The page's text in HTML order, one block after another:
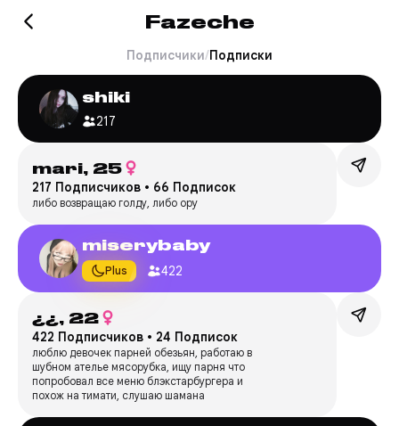
Fazeche
Подписчики/Подписки
shiki
217
mari, 25
217 Подписчиков • 66 Подписок
либо возвращаю голду, либо ору
miserybaby
Plus 422
¿¿, 22
422 Подписчиков • 24 Подписок
люблю девочек парней обезьян, работаю в
шубном ателье мясорубка, ищу парня что
попробовал все меню блэкстарбургера и
похож на тимати, слушаю шамана